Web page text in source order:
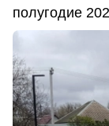
полугодие